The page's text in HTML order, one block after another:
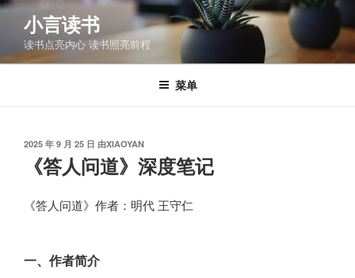
跳
容
小言读书
读书点亮内心 读书照亮前程
菜单
发
2025 年 9 月 25 日 由XIAOYAN
《答人问道》深度笔记
《答人问道》作者：明代 王守仁
一、作者简介